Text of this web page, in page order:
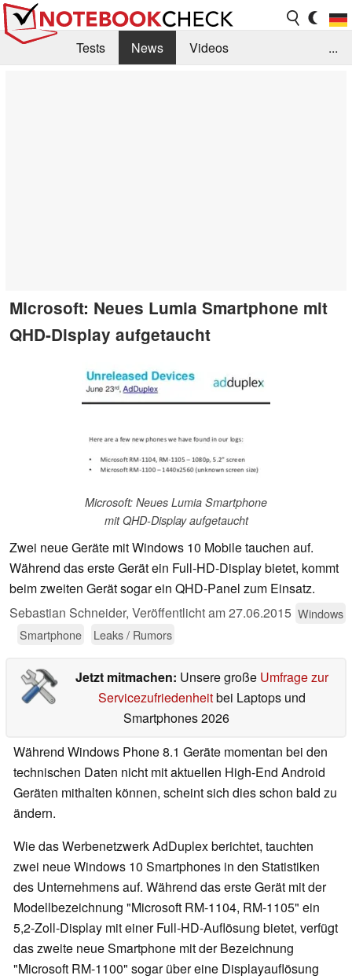
Tests News
Videos
...
Microsoft: Neues Lumia Smartphone mit
QHD-Display aufgetaucht
Microsoft: Neues Lumia Smartphone
mit QHD-Display aufgetaucht
Zwei neue Geräte mit Windows 10 Mobile tauchen auf.
Während das erste Gerät ein Full-HD-Display bietet, kommt
beim zweiten Gerät sogar ein QHD-Panel zum Einsatz.
Sebastian Schneider, Veröffentlicht am27.06.2015 Windows
Smartphone
Leaks / Rumors
Jetzt mitmachen: Unsere große Umfrage zur
Servicezufriedenheitbei Laptops und
Smartphones 2026
Während Windows Phone 8.1 Geräte momentan bei den
technischen Daten nicht mit aktuellen High-End Android
Geräten mithalten können, scheint sich dies schon bald zu
ändern.
Wie das Werbenetzwerk AdDuplex berichtet, tauchten
zwei neue Windows 10 Smartphones in den Statistiken
des Unternehmens auf. Während das erste Gerät mit der
Modellbezeichnung "Microsoft RM-1104, RM-1105" ein
5,2-Zoll-Display mit einer Full-HD-Auflösung bietet, verfügt
das zweite neue Smartphone mit der Bezeichnung
"Microsoft RM-1100" sogar über eine Displayauflösung